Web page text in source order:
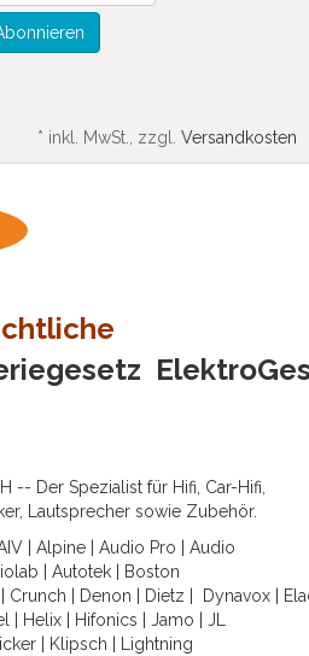
* inkl. MwSt., zzgl. Versandkosten
-- Der Spezialist für Hifi, Car-Hifi,
Lautsprecher sowie Zubehör.
| Alpine| Audio Pro
Audio
Autotek
Boston
Crunch Denon Dietz Dynavox
Helix Hifonics Jamo
JL
| Klipsch
Lightning